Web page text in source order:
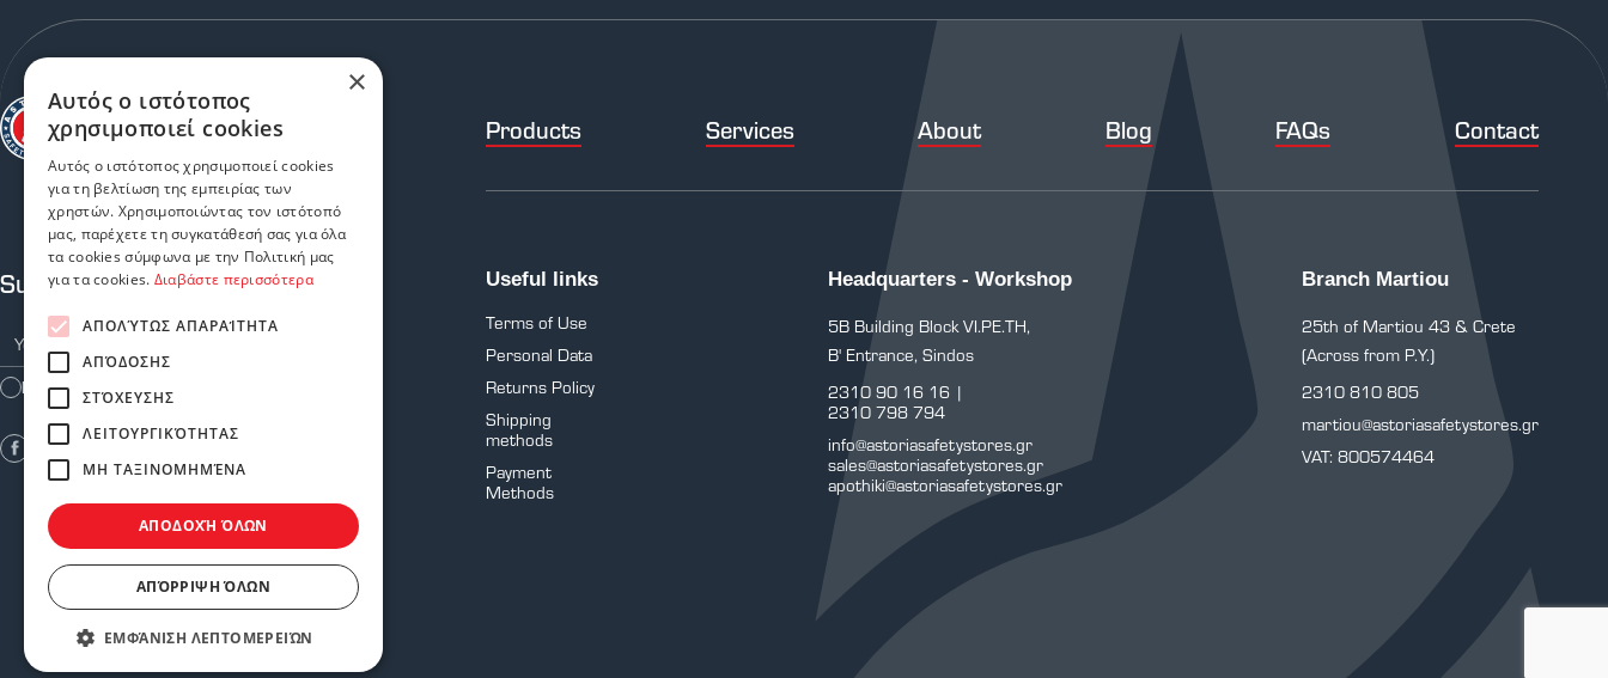
Products Services About Blog FAQs Contact
Subscribe to our newsletter
I agree with the Terms of Use
Useful links
Terms of Use
Personal Data
Returns Policy
Shipping
methods
Payment
Methods
Headquarters - Workshop
5B Building Block VI.PE.TH,
B' Entrance, Sindos
2310 90 16 16 |
2310 798 794
info@astoriasafetystores.gr
sales@astoriasafetystores.gr
apothiki@astoriasafetystores.gr
Branch Martiou
25th of Martiou 43 & Crete
(Across from P.Y.)
2310 810 805
martiou@astoriasafetystores.gr
VAT: 800574464
×
Αυτός ο ιστότοπος
χρησιμοποιεί cookies
Αυτός ο ιστότοπος χρησιμοποιεί cookies
για τη βελτίωση της εμπειρίας των
χρηστών. Χρησιμοποιώντας τον ιστότοπό
μας, παρέχετε τη συγκατάθεσή σας για όλα
τα cookies σύμφωνα με την Πολιτική μας
για τα cookies. Διαβάστε περισσότερα
ΑΠΟΛΎΤΩΣ ΑΠΑΡΑΊΤΗΤΑ
ΑΠΌΔΟΣΗΣ
ΣΤΌΧΕΥΣΗΣ
ΛΕΙΤΟΥΡΓΙΚΌΤΗΤΑΣ
ΜΗ ΤΑΞΙΝΟΜΗΜΈΝΑ
ΑΠΟΔΟΧΉ ΌΛΩΝ
ΑΠΌΡΡΙΨΗ ΌΛΩΝ
ΕΜΦΆΝΙΣΗ ΛΕΠΤΟΜΕΡΕΙΏΝ